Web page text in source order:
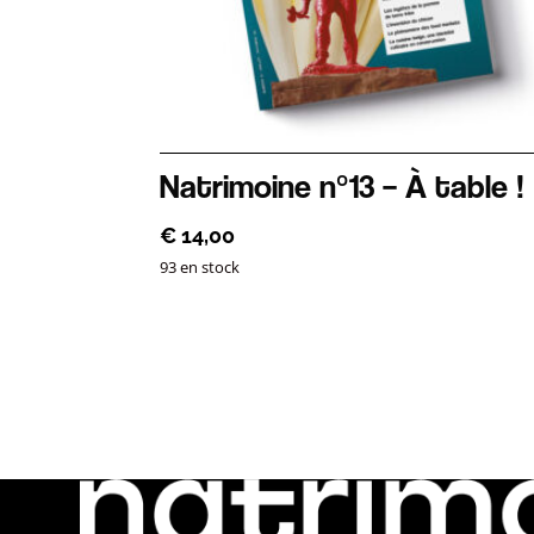
Natrimoine n°13 – À table !
€14,00
93 en stock